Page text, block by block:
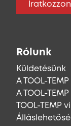
Rólunk
Küldetésünk
A TOOL-
A TOOL-
TOOL-TEMP